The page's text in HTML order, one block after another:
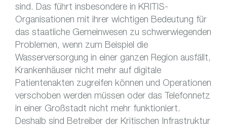
sind. Das führt insbesondere in KRITIS-
Organisationen mit ihrer wichtigen Bedeutung für
das staatliche Gemeinwesen zu schwerwiegenden
Problemen, wenn zum Beispiel die
Wasserversorgung in einer ganzen Region ausfällt,
Krankenhäuser nicht mehr auf digitale
Patientenakten zugreifen können und Operationen
verschoben werden müssen oder das Telefonnetz
in einer Großstadt nicht mehr funktioniert.
Deshalb sind Betreiber der Kritischen Infrastruktur